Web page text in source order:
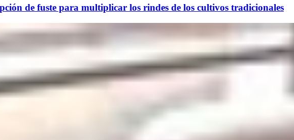
de fuste para multiplicar los rindes de los cultivos tradicionales